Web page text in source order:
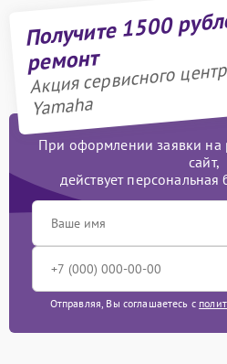
Получите 1500
ремонт
Акция сервисного
Yamaha
При оформлении заявки на
сайт,
действует персональная
Отправляя, Вы соглашаетесь с